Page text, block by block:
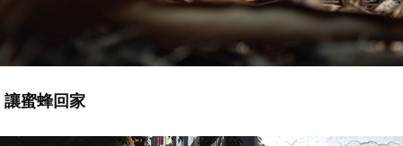
讓蜜蜂回家